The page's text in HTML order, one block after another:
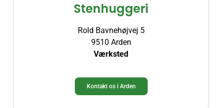
Stenhuggeri
Rold Bavnehøjvej 5
9510 Arden
Værksted
Kontakt os i Arden